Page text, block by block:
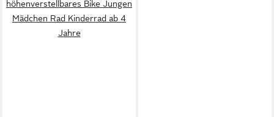
höhenverstellbares Bike Jungen
Mädchen Rad Kinderrad ab 4
Jahre